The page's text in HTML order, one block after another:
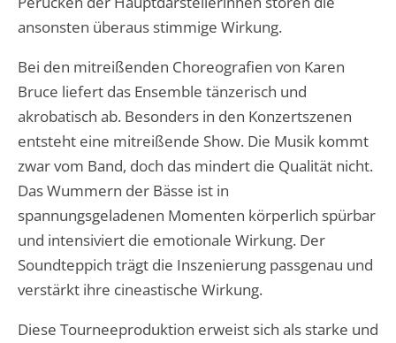
ansonsten überaus stimmige Wirkung.
Bei den mitreißenden Choreografien von Karen
Bruce liefert das Ensemble tänzerisch und
akrobatisch ab. Besonders in den Konzertszenen
entsteht eine mitreißende Show. Die Musik kommt
zwar vom Band, doch das mindert die Qualität nicht.
Das Wummern der Bässe ist in
spannungsgeladenen Momenten körperlich spürbar
und intensiviert die emotionale Wirkung. Der
Soundteppich trägt die Inszenierung passgenau und
verstärkt ihre cineastische Wirkung.
Diese Tourneeproduktion erweist sich als starke und